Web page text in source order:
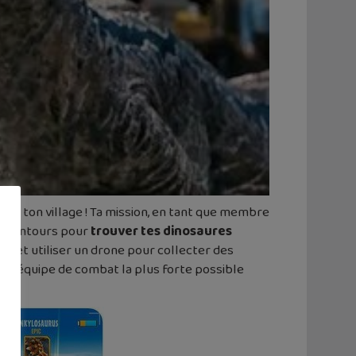
ton village ! Ta mission, en tant que membre
alentours pourtrouver tes dinosaures
effet utiliser un drone pour collecter des
équipe de combat la plus forte possible